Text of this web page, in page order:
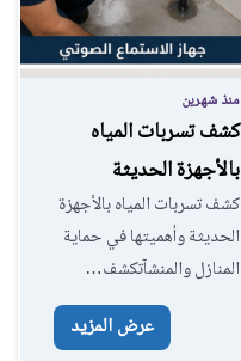
منذ شهرين
كشف تسربات المياه
بالأجهزة الحديثة
كشف تسربات المياه بالأجهزة
الحديثة وأهميتها في حماية
المنازل والمنشآتكشف…
عرض المزيد